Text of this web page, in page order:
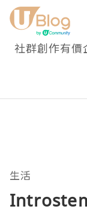
社群創作有價
生活